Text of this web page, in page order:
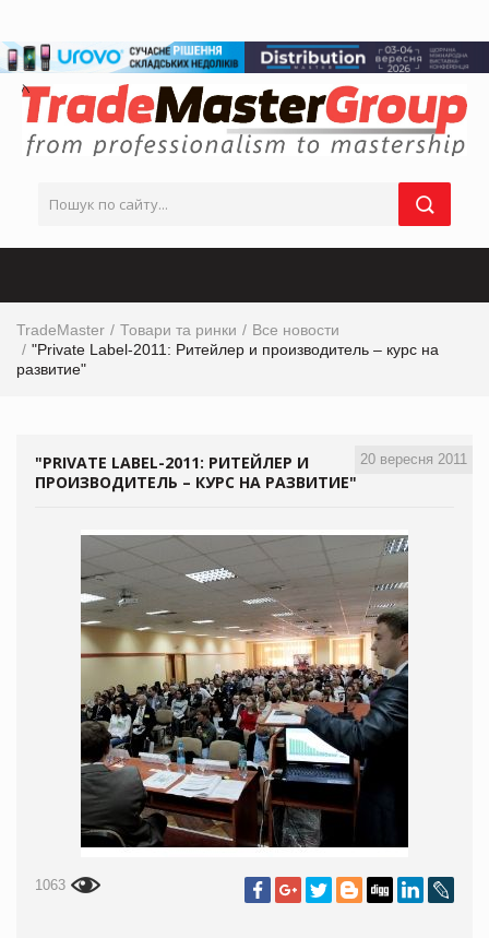
TradeMaster Товари та ринки
Все новости
"Private Label-2011: Ритейлер и производитель – курс на
развитие"
20 вересня 2011
"PRIVATE LABEL-2011: РИТЕЙЛЕР И
ПРОИЗВОДИТЕЛЬ – КУРС НА РАЗВИТИЕ"
1063